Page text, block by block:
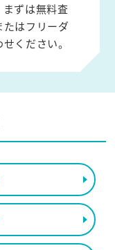
ずは無料査
はフリーダ
ください。